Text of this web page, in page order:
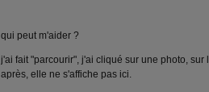
qui peut m'aider ?
j'ai fait "parcourir", j'ai cliqué sur une photo,
après, elle ne s'affiche pas ici.